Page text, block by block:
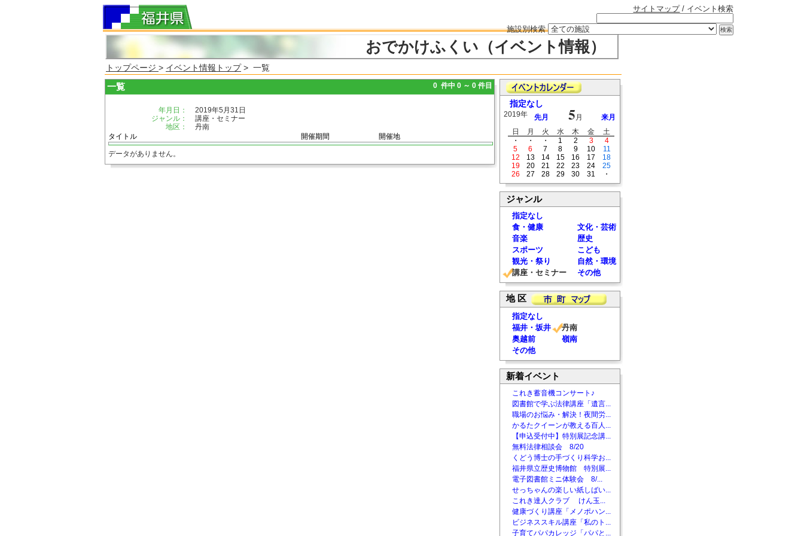
サイトマップ/ イベント検索
施設別検索
おでかけふくい（イベント情報）
トップページ > イベント情報トップ> 一覧
一覧 0 件中 0 ～ 0 件目
年月日：
2019年5月31日
ジャンル：
講座・セミナー
地区：
丹南
タイトル
開催期間 開催地
データがありません。
指定なし
2019年 先月 5 月
来月
日
月 火 水 木 金
土
・
・ ・ 1 2 3
4
5
6 7 8 9 10
11
12
13 14 15 16 17
18
19
20 21 22 23 24
25
26
27 28 29 30 31 ・
ジャンル
指定なし
食・健康
文化・芸術
音楽
歴史
スポーツ
こども
観光・祭り
自然・環境
講座・セミナー
その他
地 区
指定なし
福井・坂井
丹南
奥越前
嶺南
その他
新着イベント
これき蓄音機コンサート♪
図書館で学ぶ法律講座「遺言...
職場のお悩み・解決！夜間労...
かるたクイーンが教える百人...
【申込受付中】特別展記念講...
無料法律相談会 8/20
くどう博士の手づくり科学お...
福井県立歴史博物館 特別展...
電子図書館ミニ体験会 8/...
せっちゃんの楽しい紙しばい...
これき達人クラブ けん玉...
健康づくり講座「メノポハン...
ビジネススキル講座「私のト...
子育てパパカレッジ「パパと...